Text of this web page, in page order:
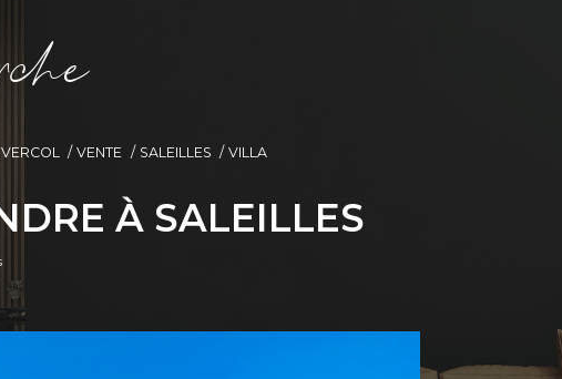
ce
VENTE SALEILLES VILLA
À SALEILLES